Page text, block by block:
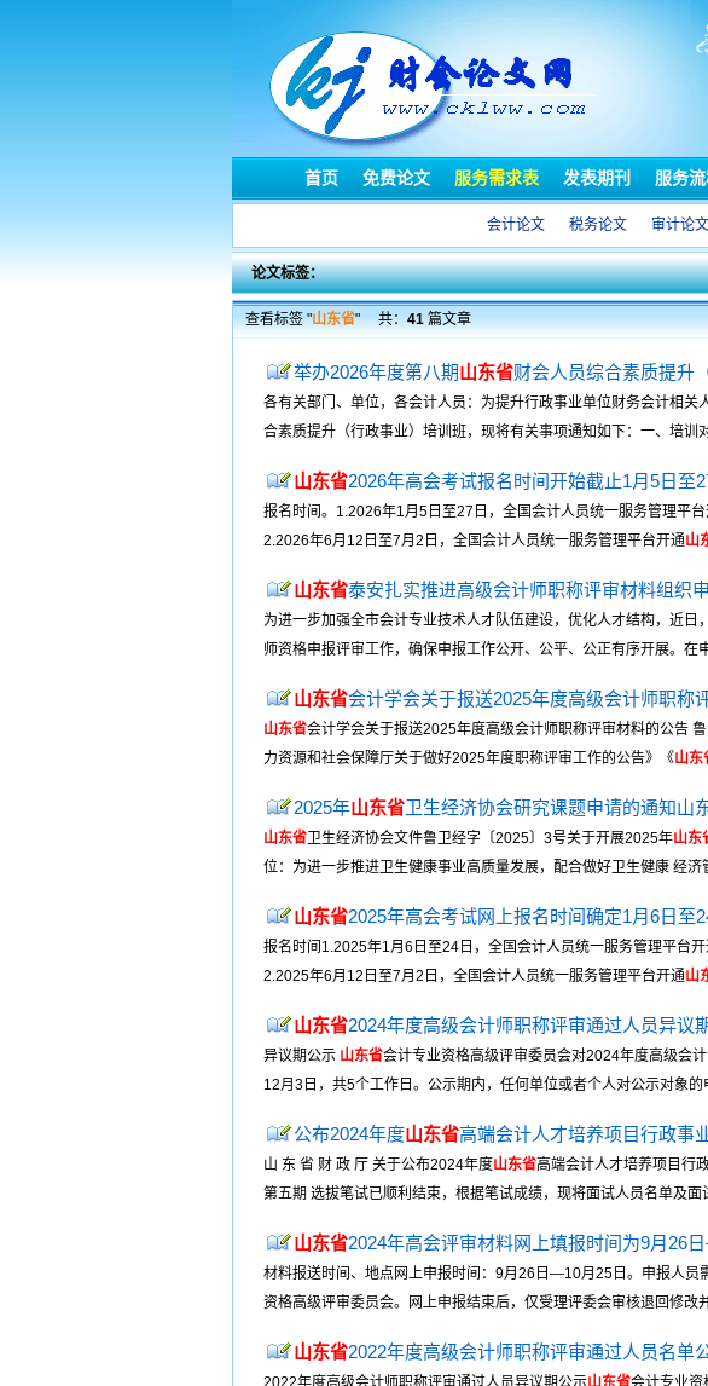
首页 免费论文 服务需求表 发表期刊 服务
会计论文 税务论文 审计论文
论文标签：
查看标签 "山东省" 共：41篇文章
举办2026年度第八期山东省财会人员综合素质提升
各有关部门、单位，各会计人员：为提升行政事业单位财务会计相关
合素质提升（行政事业）培训班，现将有关事项通知如下：一、培
山东省2026年高会考试报名时间开始截止1月5日至
报名时间。1.2026年1月5日至27日，全国会计人员统一服务管理平
2.2026年6月12日至7月2日，全国会计人员统一服务管理平台开通山
山东省泰安扎实推进高级会计师职称评审材料组织
为进一步加强全市会计专业技术人才队伍建设，优化人才结构，近
师资格申报评审工作，确保申报工作公开、公平、公正有序开展。
山东省会计学会关于报送2025年度高级会计师职
山东省会计学会关于报送2025年度高级会计师职称评审材料的公告
力资源和社会保障厅关于做好2025年度职称评审工作的公告》《山东
2025年山东省卫生经济协会研究课题申请的通知山
山东省 卫生经济协会文件鲁卫经字〔2025〕3号关于开展2025年山东
位：为进一步推进卫生健康事业高质量发展，配合做好卫生健康 经
山东省2025年高会考试网上报名时间确定1月6日至
报名时间1.2025年1月6日至24日，全国会计人员统一服务管理平台
2.2025年6月12日至7月2日，全国会计人员统一服务管理平台开通山
山东省2024年度高级会计师职称评审通过人员异议
异议期公示 山东省会计专业资格高级评审委员会对2024年度高级会
12月3日，共5个工作日。公示期内，任何单位或者个人对公示对象
公布2024年度山东省高端会计人才培养项目行政事
山 东 省 财 政 厅 关于公布2024年度山东省高端会计人才培养项目行
第五期 选拔笔试已顺利结束，根据笔试成绩，现将面试人员名单及
山东省2024年高会评审材料网上填报时间为9月26
材料报送时间、地点网上申报时间：9月26日—10月25日。申报人员
资格高级评审委员会。网上申报结束后，仅受理评委会审核退回修改
山东省2022年度高级会计师职称评审通过人员名单
2022年度高级会计师职称评审通过人员异议期公示山东省会计专业资